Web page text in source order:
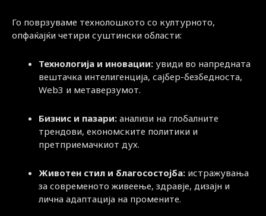
Го поврзуваме технолошкото со културното,
опфаќајќи четири суштински области:
Технологија и иновации: увиди во напредната
вештачка интелигенција, сајбер-безбедноста,
Web3 и метаверзумот.
Бизнис и пазари: анализи на глобалните
трендови, економските политики и
претприемачкиот дух.
Животен стил и благосостојба: истражувања
за современото живеење, здравје, дизајн и
лична адаптација на промените.